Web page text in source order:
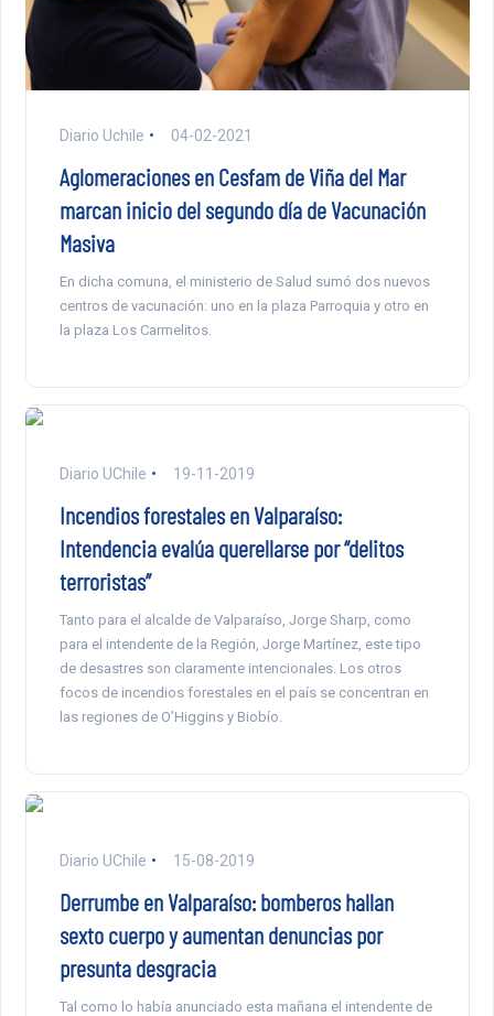
Diario Uchile 04-02-2021
Aglomeraciones en Cesfam de Viña del Mar
marcan inicio del segundo día de Vacunación
Masiva
En dicha comuna, el ministerio de Salud sumó dos nuevos
centros de vacunación: uno en la plaza Parroquia y otro en
la plaza Los Carmelitos.
Diario UChile 19-11-2019
Incendios forestales en Valparaíso:
Intendencia evalúa querellarse por “delitos
terroristas”
Tanto para el alcalde de Valparaíso, Jorge Sharp, como
para el intendente de la Región, Jorge Martínez, este tipo
de desastres son claramente intencionales. Los otros
focos de incendios forestales en el país se concentran en
las regiones de O’Higgins y Biobío.
Diario UChile 15-08-2019
Derrumbe en Valparaíso: bomberos hallan
sexto cuerpo y aumentan denuncias por
presunta desgracia
Tal como lo había anunciado esta mañana el intendente de